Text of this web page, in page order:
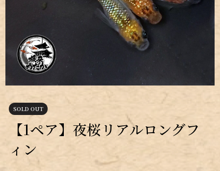
SOLD OUT
【1ペア】夜桜リアルロングフ
ィン